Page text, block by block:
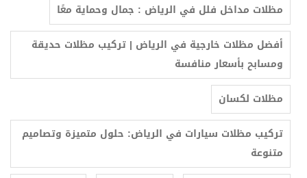
مظلات مداخل فلل في الرياض : جمال وحماية معًا
أفضل مظلات خارجية في الرياض | تركيب مظلات حديقة
ومسابح بأسعار منافسة
مظلات لكسان
تركيب مظلات سيارات في الرياض: حلول متميزة وتصاميم
متنوعة